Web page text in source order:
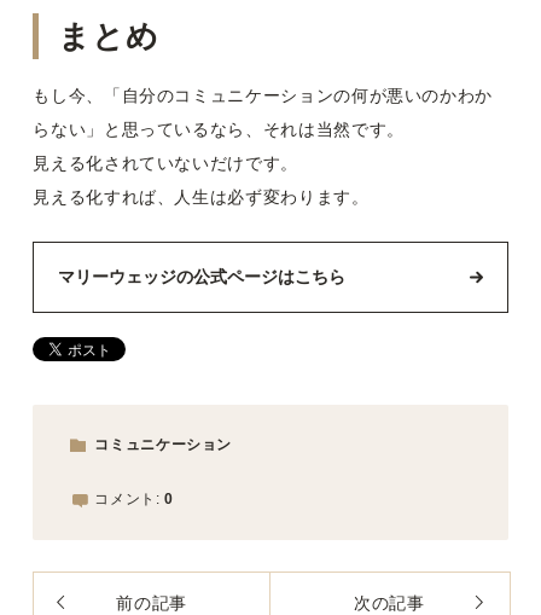
まとめ
もし今、「自分のコミュニケーションの何が悪いのかわか
らない」と思っているなら、それは当然です。
見える化されていないだけです。
見える化すれば、人生は必ず変わります。
マリーウェッジの公式ページはこちら
コミュニケーション
コメント:0
前の記事 次の記事